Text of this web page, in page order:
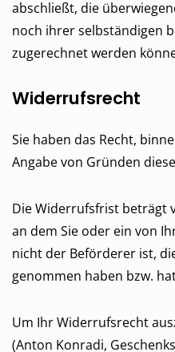
abschließt, die
noch ihrer selbständigen
zugerechnet werden
Widerrufsrecht
Sie haben das Recht,
Angabe von Gründen
Die Widerrufsfrist beträgt
an dem Sie oder ein von
nicht der Beförderer ist,
genommen haben bzw.
Um Ihr Widerrufsrecht
(Anton Konradi,